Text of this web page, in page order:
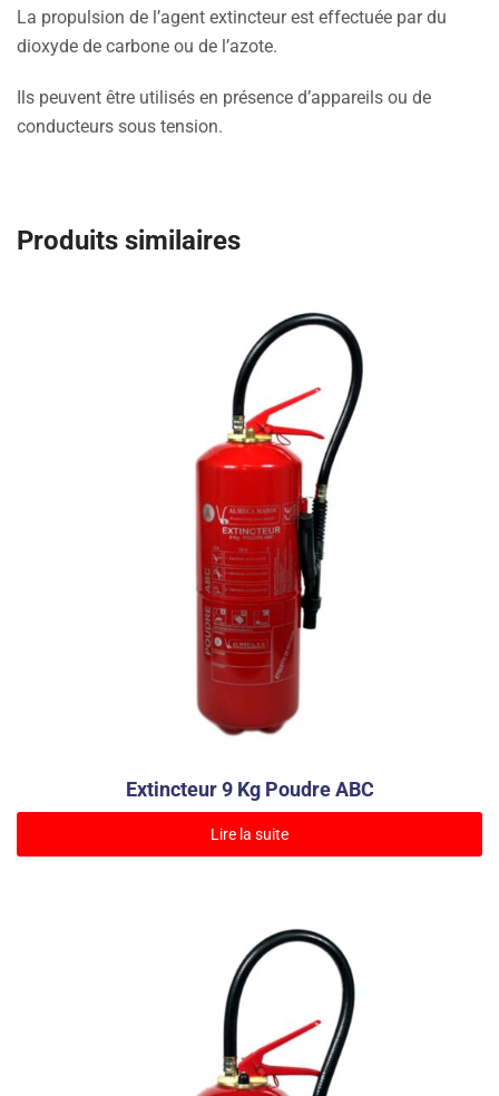
La propulsion de l’agent extincteur est effectuée par du
dioxyde de carbone ou de l’azote.
Ils peuvent être utilisés en présence d’appareils ou de
conducteurs sous tension.
Produits similaires
Extincteur 9 Kg Poudre ABC
Lire la suite